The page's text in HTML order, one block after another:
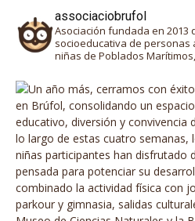
associaciobrufol
Asociación fundada en 2013
socioeducativa de personas
niñas de Poblados